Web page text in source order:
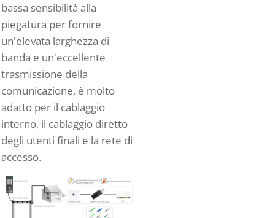
bassa sensibilità alla
piegatura per fornire
un'elevata larghezza di
banda e un'eccellente
trasmissione della
comunicazione, è molto
adatto per il cablaggio
interno, il cablaggio diretto
degli utenti finali e la rete di
accesso.